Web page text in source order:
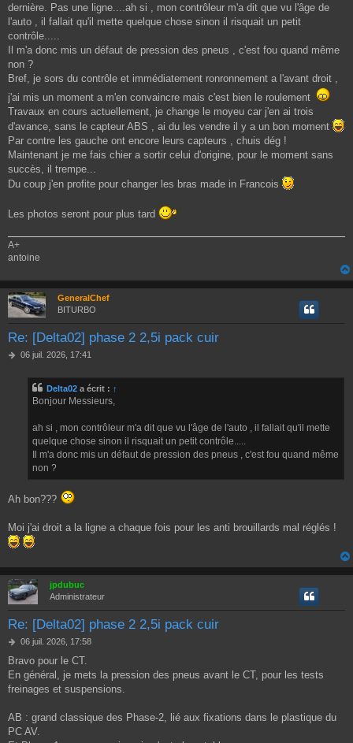
dernière. Pas une ligne....ah si , mon contrôleur m'a dit que vu l'âge de
l'auto , il fallait qu'il mette quelque chose sinon il risquait un petit
contrôle.....
Il m'a donc mis un défaut de pression des pneus , c'est fou quand même
non ?
Bref, je sors du contrôle et immédiatement ronronnement a l'avant droit ,
j'ai mis un moment a m'en convaincre mais c'est bien le roulement
Travaux en cours actuellement, je change le moyeu car j'en ai trois
d'avance, sans le capteur ABS , ai du les vendre il y a un bon moment
Par contre les gauche ont encore leurs capteurs , chuis dég !
Maintenant je me fais chier a sortir celui d'origine, pour le moment sans
succès, il trempe...
Du coup j'en profite pour changer les bras made in Francois
Les photos seront pour plus tard
A+
antoine
GeneralChef
BITURBO
Re: [Delta02] phase 2 2,5i pack cuir
M
06 juil. 2026, 17:41
Delta02 a écrit : ↑
Bonjour Messieurs,
ah si , mon contrôleur m'a dit que vu l'âge de l'auto , il fallait qu'il mette
quelque chose sinon il risquait un petit contrôle.....
Il m'a donc mis un défaut de pression des pneus , c'est fou quand même
non ?
Ah bon???
Moi j'ai droit a la ligne a chaque fois pour les anti brouillards mal réglés !
jpdubuc
Administrateur
Re: [Delta02] phase 2 2,5i pack cuir
M
s
s
a
e
06 juil. 2026, 17:58
Bravo pour le CT.
En général, je mets la pression des pneus avant le CT, pour les tests
freinages et suspensions.
AB : grand classique des Phase-2, lié aux fixations dans le plastique du
PC AV.